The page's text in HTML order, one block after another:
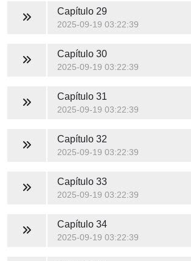
Capítulo 29
2025-09-19 03:22:39
Capítulo 30
2025-09-19 03:22:39
Capítulo 31
2025-09-19 03:22:39
Capítulo 32
2025-09-19 03:22:39
Capítulo 33
2025-09-19 03:22:39
Capítulo 34
2025-09-19 03:22:39